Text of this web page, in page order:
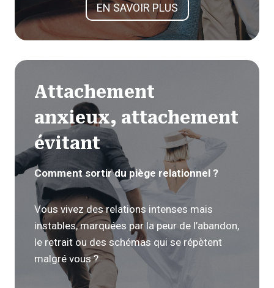
EN SAVOIR PLUS
Attachement
anxieux, attachement
évitant
Comment sortir du piège relationnel ?
Vous vivez des relations intenses mais
instables, marquées par la peur de l’abandon,
le retrait ou des schémas qui se répètent
malgré vous ?